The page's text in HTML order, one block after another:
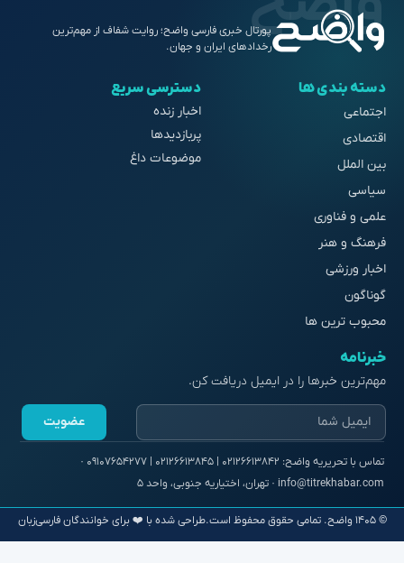
پورتال خبری فارسی واضح؛ روایت شفاف از مهم‌ترین
رخدادهای ایران و جهان.
دسته بندی ها
اجتماعی
اقتصادی
بین الملل
سیاسی
علمی و فناوری
فرهنگ و هنر
اخبار ورزشی
گوناگون
محبوب ترین ها
دسترسی سریع
اخبار زنده
پربازدیدها
موضوعات داغ
خبرنامه
مهم‌ترین خبرها را در ایمیل دریافت کن.
عضویت
© ۱۴۰۵ واضح. تمامی حقوق محفوظ است. طراحی شده با ❤️ برای خوانندگان فارسی‌زبان